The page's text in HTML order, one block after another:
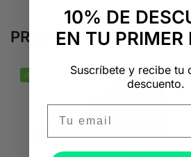
PRODUCTOS
-50%
10% DE
EN TU PRIMER
Suscríbete y recibe tu
descuento.